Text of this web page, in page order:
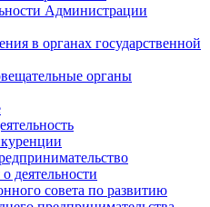
Администрации
в органах государственной
органы
деятельности
совета по развитию